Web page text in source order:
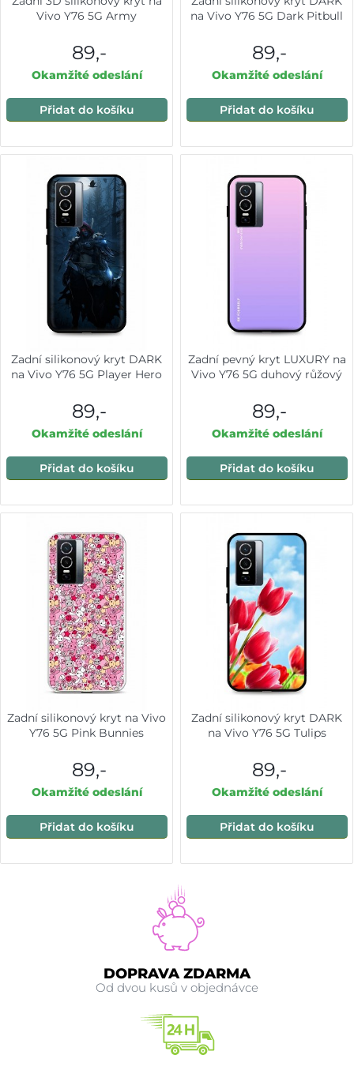
Vivo Y76 5G Army
89,-
Okamžité odeslání
Přidat do košíku
na Vivo Y76 5G Dark Pitbull
89,-
Okamžité odeslání
Přidat do košíku
Zadní silikonový kryt DARK
na Vivo Y76 5G Player Hero
89,-
Okamžité odeslání
Přidat do košíku
Zadní pevný kryt LUXURY na
Vivo Y76 5G duhový růžový
89,-
Okamžité odeslání
Přidat do košíku
Zadní silikonový kryt na Vivo
Y76 5G Pink Bunnies
89,-
Okamžité odeslání
Přidat do košíku
Zadní silikonový kryt DARK
na Vivo Y76 5G Tulips
89,-
Okamžité odeslání
Přidat do košíku
DOPRAVA ZDARMA
Od dvou kusů v objednávce